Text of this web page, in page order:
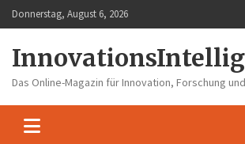
Skip
to
Donnerstag, August 6, 2026
Das Online-Magazin für Innovation, Forschung